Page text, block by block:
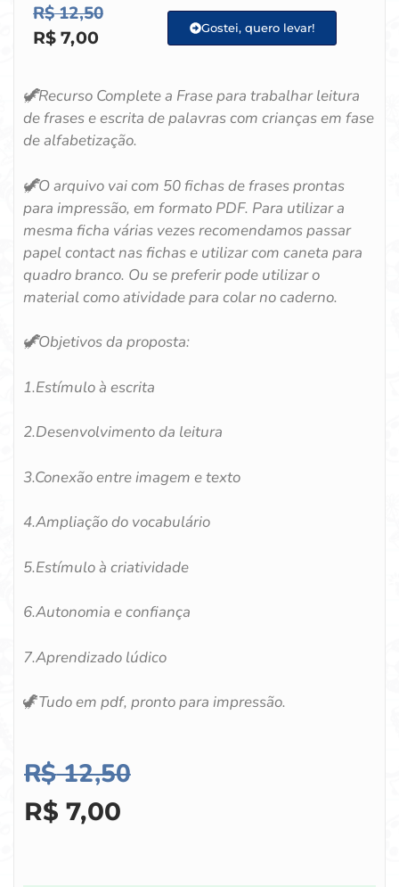
R$12,50
R$ 7,00 Gostei, quero levar!
🦖Recurso Complete a Frase para trabalhar leitura
de frases e escrita de palavras com crianças em fase
de alfabetização.
🦖O arquivo vai com 50 fichas de frases prontas
para impressão, em formato PDF. Para utilizar a
mesma ficha várias vezes recomendamos passar
papel contact nas fichas e utilizar com caneta para
quadro branco. Ou se preferir pode utilizar o
material como atividade para colar no caderno.
🦖Objetivos da proposta:
1.Estímulo à escrita
2.Desenvolvimento da leitura
3.Conexão entre imagem e texto
4.Ampliação do vocabulário
5.Estímulo à criatividade
6.Autonomia e confiança
7.Aprendizado lúdico
🦖Tudo em pdf, pronto para impressão.
R$12,50
R$ 7,00